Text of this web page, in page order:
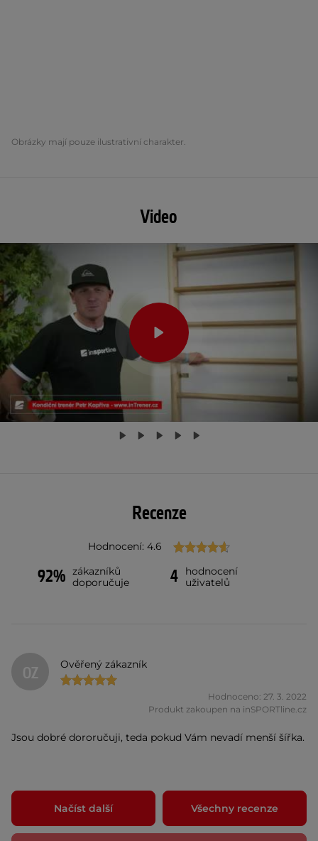
Obrázky mají pouze ilustrativní charakter.
Video
Recenze
Hodnocení: 4.6
92% zákazníků
doporučuje
4
hodnocení
uživatelů
OZ Ověřený zákazník
Hodnoceno: 27. 3. 2022
Produkt zakoupen na inSPORTline.cz
Jsou dobré dororučuji, teda pokud Vám nevadí menší šířka.
Načíst další Všechny recenze